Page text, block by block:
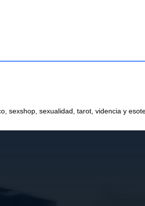
sexshop, sexualidad, tarot, videncia y